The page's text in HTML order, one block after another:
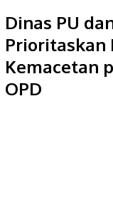
Dinas PU
Prioritaskan
Kemacetan
OPD